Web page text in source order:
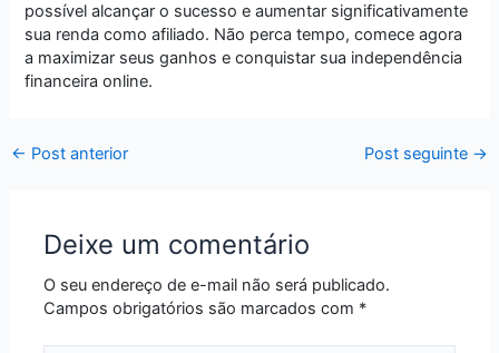
possível alcançar o sucesso e aumentar significativamente
sua renda como afiliado. Não perca tempo, comece agora
a maximizar seus ganhos e conquistar sua independência
financeira online.
← Post anterior Post seguinte →
Deixe um comentário
O seu endereço de e-mail não será publicado.
Campos obrigatórios são marcados com *